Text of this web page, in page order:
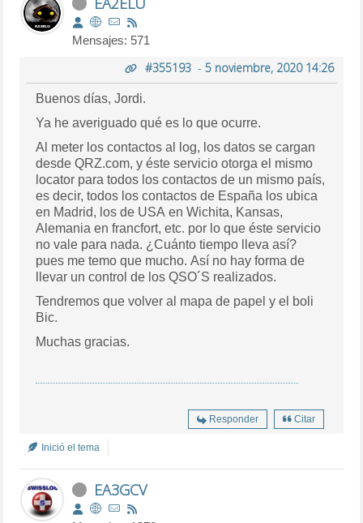
Mensajes: 571
#355193- 5 noviembre, 2020 14:26
Buenos días, Jordi.
Ya he averiguado qué es lo que ocurre.
Al meter los contactos al log, los datos se cargan
desde QRZ.com, y éste servicio otorga el mismo
locator para todos los contactos de un mismo país,
es decir, todos los contactos de España los ubica
en Madrid, los de USA en Wichita, Kansas,
Alemania en francfort, etc. por lo que éste servicio
no vale para nada. ¿Cuánto tiempo lleva así?
pues me temo que mucho. Así no hay forma de
llevar un control de los QSO´S realizados.
Tendremos que volver al mapa de papel y el boli
Bic.
Muchas gracias.
Responder Citar
Inició el tema
EA3GCV